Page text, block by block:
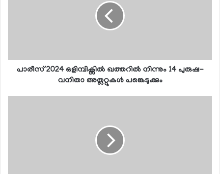
പാരീസ് 2024 ഒളിമ്പിക്സില്‍ ഖത്തറില്‍ നിന്നും 14 പുരുഷ-
വനിതാ അത്ലറ്റുകള്‍ പങ്കെടുക്കും